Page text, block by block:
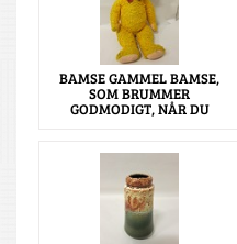
BAMSE GAMMEL BAMSE,
SOM BRUMMER
GODMODIGT, NÅR DU